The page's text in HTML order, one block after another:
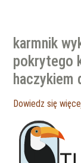
karmnik
pokrytego
haczykiem
Dowiedz się